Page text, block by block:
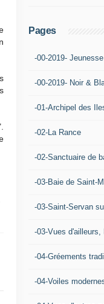
Pages
-00-2019-
-00-2019- Noir &
-01-Archipel des
-02-La Rance
-02-Sanctuaire de
-03-Baie de Saint-
-03-Saint-Servan
-03-Vues
-04-Gréements
-04-Voiles